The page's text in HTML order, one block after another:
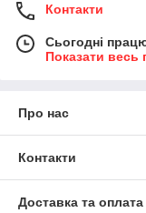
Контакти
Сьогодні
Показати весь
Про нас
Контакти
Доставка та оплата